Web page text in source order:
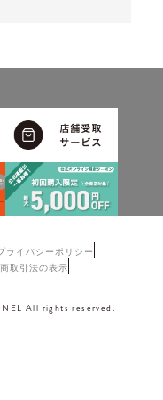
ライバシーポリシー
取引法の表示
All rights reserved.